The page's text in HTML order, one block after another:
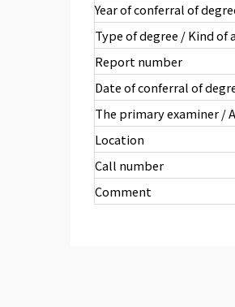
Year of conferral of
Type of degree / Kind of
Report number
Date of conferral of
The primary examiner /
Location
Call number
Comment